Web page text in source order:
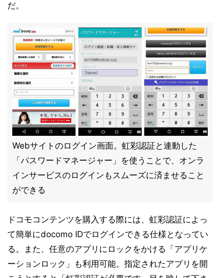
だ。
Webサイトのログイン画面。虹彩認証と連動した
「パスワードマネージャー」を使うことで、オンラ
インサービスのログインもスムーズに済ませること
ができる
ドコモコンテンツを購入する際には、虹彩認証によっ
て簡単にdocomo IDでログインできる仕様となってい
る。また、任意のアプリにロックをかける「アプリケ
ーションロック」も利用可能。指定されたアプリを開